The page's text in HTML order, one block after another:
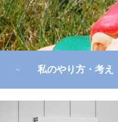
私のやり方・考え